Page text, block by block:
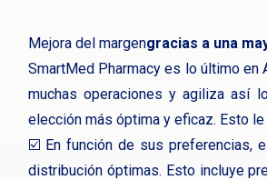
Mejora del margengracias a una
SmartMed Pharmacy es lo último en
muchas operaciones y agiliza así
elección más óptima y eficaz. Esto
☑️ En función de sus preferencias,
distribución óptimas. Esto incluye